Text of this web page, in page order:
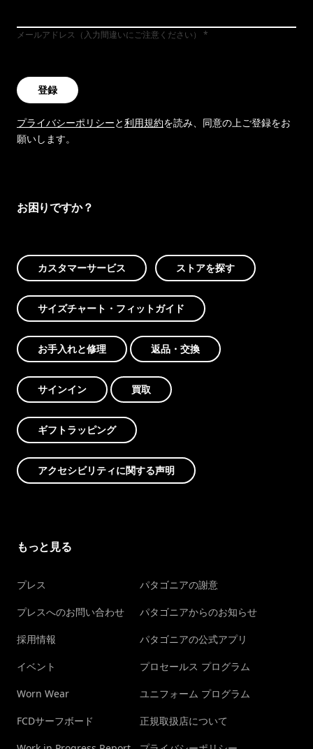
メールアドレス（入力間違いにご注意ください）
登録
プライバシーポリシーと利用規約を読み、同意の上ご登録をお
願いします。
お困りですか？
カスタマーサービス ストアを探す
サイズチャート・フィットガイド
お手入れと修理 返品・交換
サインイン 買取
ギフトラッピング
アクセシビリティに関する声明
もっと見る
プレス
プレスへのお問い合わせ
採用情報
イベント
Worn Wear
FCDサーフボード
パタゴニアの謝意
パタゴニアからのお知らせ
パタゴニアの公式アプリ
プロセールス プログラム
ユニフォーム プログラム
正規取扱店について